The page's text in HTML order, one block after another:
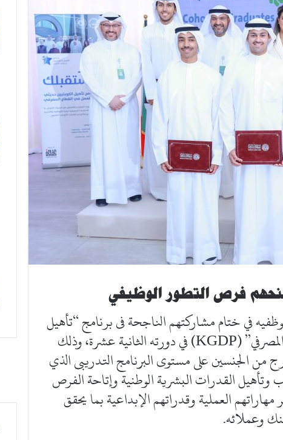
فرص التطور الوظيفي
التمويل الكويتي بتخرج 6 من موظفيه في ختام مشاركتهم الناجحة فى برنامج “تأهيل
الكويتيين حديثي التخرج للعمل في القطاع المصرفي” (KGDP) في دورته الثانية عشرة، وذلك
من الجنسين على مستوى البرنامج التدريبى الذي
وتأهيل القدرات البشرية الوطنية وإتاحة الفرص
العملية وقدراتهم الإبداعية بما يحقق
وعملائه.